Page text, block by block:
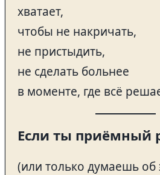
хватает,
чтобы не накричать,
не пристыдить,
не сделать больнее
в моменте, где всё
Если ты приёмный
(или только думаешь об